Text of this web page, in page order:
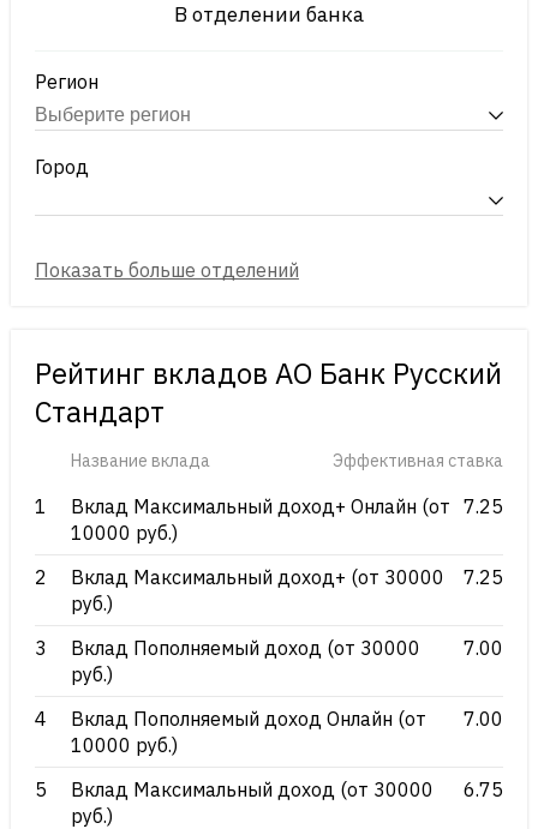
В отделении банка
Регион
Город
Рейтинг вкладов АО Банк Русский
Стандарт
Название вклада Эффективная ставка
1
Вклад Максимальный доход+ Онлайн (от
10000 руб.)
7.25
2
Вклад Максимальный доход+ (от 30000
руб.)
7.25
3
Вклад Пополняемый доход (от 30000
руб.)
7.00
4
Вклад Пополняемый доход Онлайн (от
10000 руб.)
7.00
5
Вклад Максимальный доход (от 30000
руб.)
6.75